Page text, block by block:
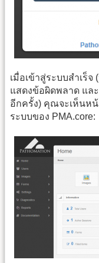
เมื่อเข้าสู่ระบบสำเร็
แสดงข้อผิดพลาด แล
อีกครั้ง) คุณจะเห็นห
ระบบของ PMA.core: